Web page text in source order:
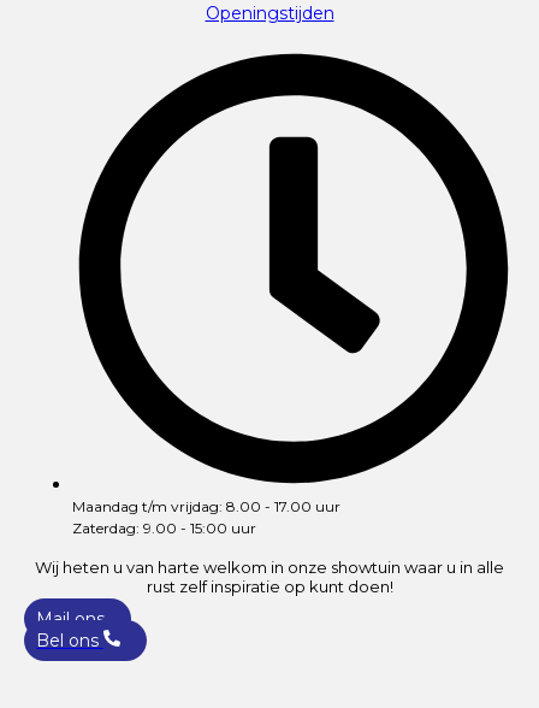
Openingstijden
Maandag t/m vrijdag: 8.00 - 17.00 uur
Zaterdag: 9.00 - 15:00 uur
Wij heten u van harte welkom in onze showtuin waar u in alle
rust zelf inspiratie op kunt doen!
Mail ons
Bel ons